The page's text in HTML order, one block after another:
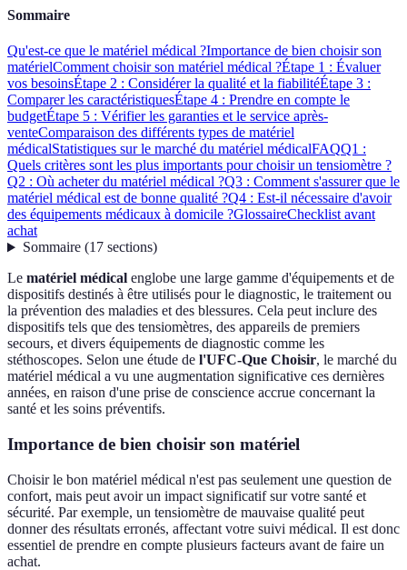
Sommaire
Qu'est-ce que le matériel médical ?Importance de bien choisir son
matérielComment choisir son matériel médical ?Étape 1 : Évaluer
vos besoinsÉtape 2 : Considérer la qualité et la fiabilitéÉtape 3 :
Comparer les caractéristiquesÉtape 4 : Prendre en compte le
budgetÉtape 5 : Vérifier les garanties et le service après-
venteComparaison des différents types de matériel
médicalStatistiques sur le marché du matériel médicalFAQQ1 :
Quels critères sont les plus importants pour choisir un tensiomètre ?
Q2 : Où acheter du matériel médical ?Q3 : Comment s'assurer que le
matériel médical est de bonne qualité ?Q4 : Est-il nécessaire d'avoir
des équipements médicaux à domicile ?GlossaireChecklist avant
achat
Sommaire(17 sections)
Le matériel médical englobe une large gamme d'équipements et de
dispositifs destinés à être utilisés pour le diagnostic, le traitement ou
la prévention des maladies et des blessures. Cela peut inclure des
dispositifs tels que des tensiomètres, des appareils de premiers
secours, et divers équipements de diagnostic comme les
stéthoscopes. Selon une étude de l'UFC-Que Choisir, le marché du
matériel médical a vu une augmentation significative ces dernières
années, en raison d'une prise de conscience accrue concernant la
santé et les soins préventifs.
Importance de bien choisir son matériel
Choisir le bon matériel médical n'est pas seulement une question de
confort, mais peut avoir un impact significatif sur votre santé et
sécurité. Par exemple, un tensiomètre de mauvaise qualité peut
donner des résultats erronés, affectant votre suivi médical. Il est donc
essentiel de prendre en compte plusieurs facteurs avant de faire un
achat.